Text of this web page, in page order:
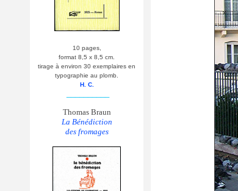
10 pages,
format 8,5 x 8,5 cm.
tirage à environ 30 exemplaires en
typographie au plomb.
H. C.
Thomas Braun
La Bénédiction
des fromages